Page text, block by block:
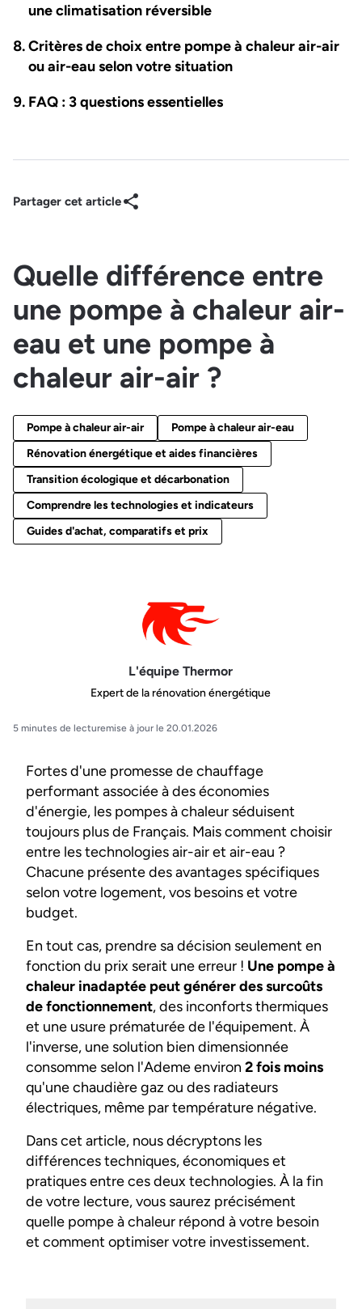
une climatisation réversible
Critères de choix entre pompe à chaleur air-air
ou air-eau selon votre situation
FAQ : 3 questions essentielles
Partager cet article
Quelle différence entre
une pompe à chaleur air-
eau et une pompe à
chaleur air-air ?
Pompe à chaleur air-air
Pompe à chaleur air-eau
Rénovation énergétique et aides financières
Transition écologique et décarbonation
Comprendre les technologies et indicateurs
Guides d'achat, comparatifs et prix
L'équipe Thermor
Expert de la rénovation énergétique
5 minutes de lecturemise à jour le 20.01.2026
Fortes d'une promesse de chauffage
performant associée à des économies
d'énergie, les pompes à chaleur séduisent
toujours plus de Français. Mais comment choisir
entre les technologies air-air et air-eau ?
Chacune présente des avantages spécifiques
selon votre logement, vos besoins et votre
budget.
En tout cas, prendre sa décision seulement en
fonction du prix serait une erreur ! Une pompe à
chaleur inadaptée peut générer des surcoûts
de fonctionnement, des inconforts thermiques
et une usure prématurée de l'équipement. À
l'inverse, une solution bien dimensionnée
consomme selon l'Ademe environ 2 fois moins
qu'une chaudière gaz ou des radiateurs
électriques, même par température négative.
Dans cet article, nous décryptons les
différences techniques, économiques et
pratiques entre ces deux technologies. À la fin
de votre lecture, vous saurez précisément
quelle pompe à chaleur répond à votre besoin
et comment optimiser votre investissement.